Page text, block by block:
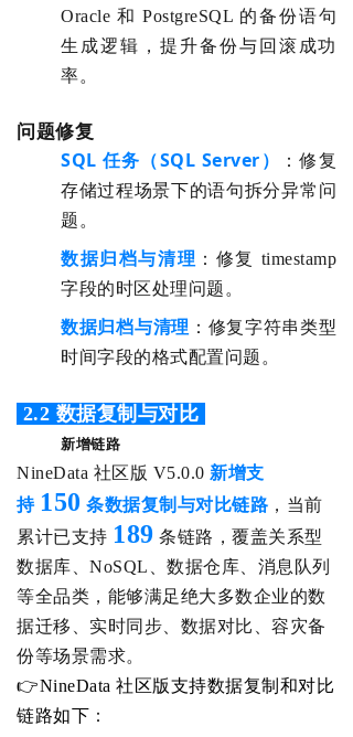
Oracle 和 PostgreSQL 的备份语句
生成逻辑，提升备份与回滚成功
率。
问题修复
SQL 任务（SQL Server）
：修复
存储过程场景下的语句拆分异常问
题。
数据归档与清理 ：修复 timestamp
字段的时区处理问题。
数据归档与清理 ：修复字符串类型
时间字段的格式配置问题。
‌ 2.2 数据复制与对比
新增链路
NineData 社区版 V5.0.0 新增支
持 150 条数据复制与对比链路 ，当前
累计已支持 189 条链路， 覆盖关系型
数据库、NoSQL、 数据仓库、 消息队列
等全品类，能够满足绝大多数企业的数
据迁移、实时同步、数据对比、容灾备
份等场景需求。
👉NineData 社区版支持数据复制和对比
链路如下 ：